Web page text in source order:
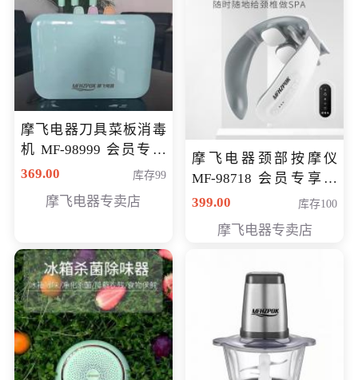
摩飞电器刀具菜板消毒
机 MF-98999 会员专享
价286元
369.00 库存99
摩飞电器专卖店
摩飞电器颈部按摩仪
MF-98718 会员专享价
299元
399.00 库存100
摩飞电器专卖店